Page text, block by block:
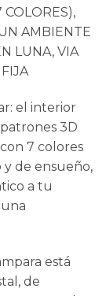
COLORES),
AMBIENTE
LUNA, VIA
el interior
3D
7 colores
de ensueño,
a tu
está
de